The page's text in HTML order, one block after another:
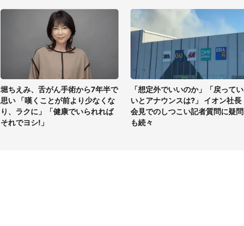
堀ちえみ、舌がん手術から7年半で
思い 「嘆くことが前より少なくな
り、ラクに」「健康でいられれば
それでヨシ!」
「想定外でいいのか」「戻ってい
いとアナウンスは?」 イオン社長
会見でのしつこい記者質問に疑問
も続々